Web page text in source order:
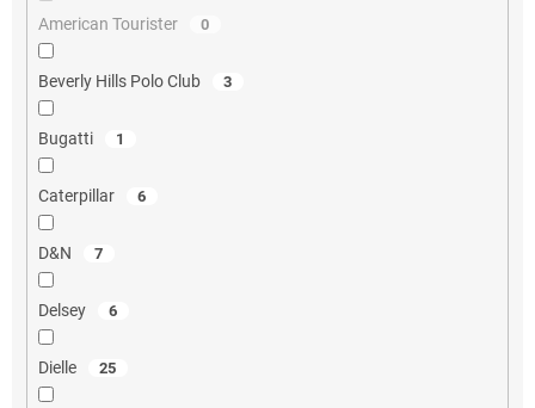
American Tourister 0
Beverly Hills Polo Club 3
Bugatti 1
Caterpillar 6
D&N 7
Delsey 6
Dielle 25